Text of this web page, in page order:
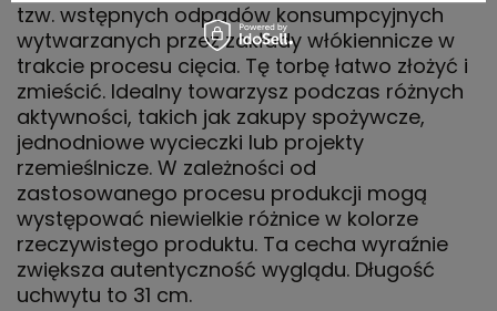
tzw. wstępnych odpadów konsumpcyjnych
wytwarzanych przez zakłady włókiennicze w
trakcie procesu cięcia. Tę torbę łatwo złożyć i
zmieścić. Idealny towarzysz podczas różnych
aktywności, takich jak zakupy spożywcze,
jednodniowe wycieczki lub projekty
rzemieślnicze. W zależności od
zastosowanego procesu produkcji mogą
występować niewielkie różnice w kolorze
rzeczywistego produktu. Ta cecha wyraźnie
zwiększa autentyczność wyglądu. Długość
uchwytu to 31 cm.